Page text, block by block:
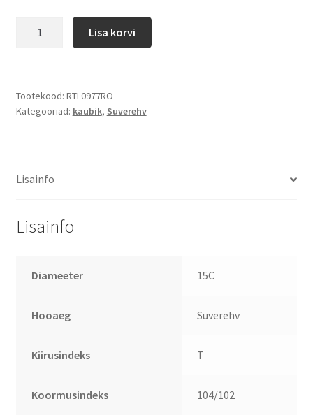
Lisa korvi
Tootekood: RTL0977RO
Kategooriad: kaubik, Suverehv
Lisainfo
Lisainfo
Diameeter 15C
Hooaeg Suverehv
Kiirusindeks T
Koormusindeks 104/102